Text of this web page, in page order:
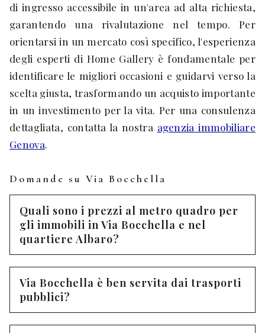
di ingresso accessibile in un'area ad alta richiesta,
garantendo una rivalutazione nel tempo. Per
orientarsi in un mercato così specifico, l'esperienza
degli esperti di Home Gallery è fondamentale per
identificare le migliori occasioni e guidarvi verso la
scelta giusta, trasformando un acquisto importante
in un investimento per la vita. Per una consulenza
dettagliata, contatta la nostra agenzia immobiliare
Genova.
Domande su Via Bocchella
Quali sono i prezzi al metro quadro per
gli immobili in Via Bocchella e nel
quartiere Albaro?
Via Bocchella è ben servita dai trasporti
pubblici?